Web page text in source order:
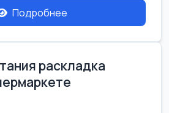
Подробнее
раскладка